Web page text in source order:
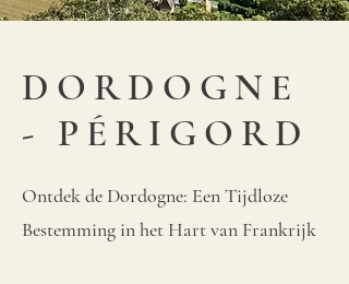
DORDOGNE
- PÉRIGORD
Ontdek de Dordogne: Een Tijdloze
Bestemming in het Hart van Frankrijk